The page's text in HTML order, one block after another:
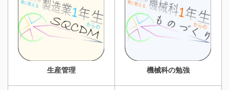
生産管理 機械科の勉強